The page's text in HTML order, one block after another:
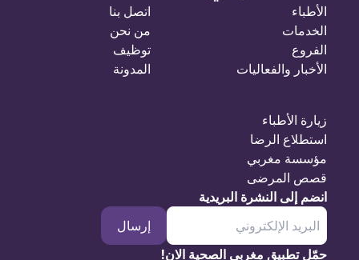
الأطباء
الخدمات
الفروع
الأخبار والفعاليات
اتصل بنا
من نحن
توظيف
المدونة
زيارة الأطباء
استطلاع الرضا
مؤسسة مغربي
قصص المرضى
انضم إلى النشرة البريدية
إرسال
حمّل تطبيق مغربي الصحية الان!